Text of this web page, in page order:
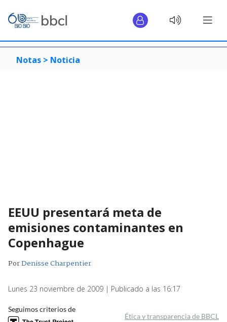
Notas > Noticia
EEUU presentará meta de
emisiones contaminantes en
Copenhague
PorDenisse Charpentier
Lunes 23 noviembre de 2009 | Publicado a las 16:17
Seguimos criterios de
Ética y transparencia de BBCL